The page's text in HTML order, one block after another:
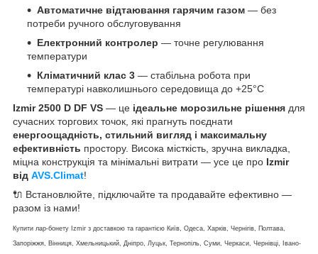
Автоматичне відтаювання гарячим газом — без
потреби ручного обслуговування
Електронний контролер — точне регулювання
температури
Кліматичний клас 3 — стабільна робота при
температурі навколишнього середовища до +25°C
Izmir 2500 D DF VS — це ідеальне морозильне рішення для
сучасних торгових точок, які прагнуть поєднати
енергоощадність, стильний вигляд і максимальну
ефективність простору. Висока місткість, зручна викладка,
міцна конструкція та мінімальні витрати — усе це про Izmir
від AVS.Climat!
🔌 Встановлюйте, підключайте та продавайте ефективно —
разом із нами!
Купити лар-бонету Izmir з доставкою та гарантією Київ, Одеса, Харків, Чернігів, Полтава,
Запоріжжя, Вінниця, Хмельницький, Дніпро, Луцьк, Тернопіль, Суми, Черкаси, Чернівці, Івано-